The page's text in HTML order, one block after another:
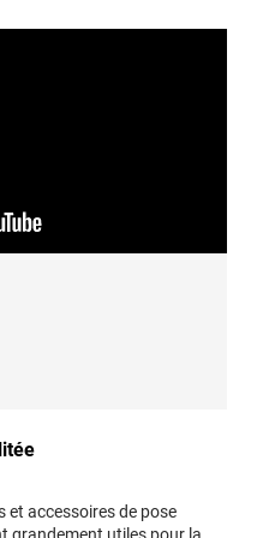
et accessoires de pose